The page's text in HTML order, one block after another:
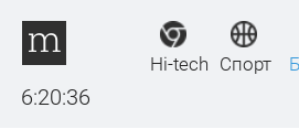
6:20:36
Hi-tech Спорт Бизнес